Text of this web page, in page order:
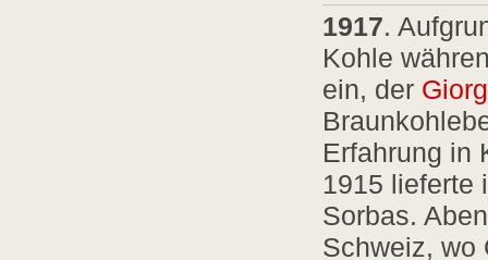
1917.
Kohle
ein, der
Erfahrung in
1915 lieferte
Sorbas.
Schweiz, wo